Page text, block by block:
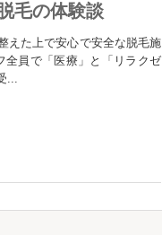
毛の体験談
えた上で安心で安全な脱毛施
員で「医療」と「リラクゼ
...